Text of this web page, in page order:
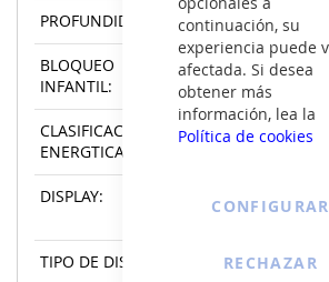
continuación, su
experiencia puede
afectada. Si desea
obtener más
información, lea la
Política de cookies
CONFIGURAR
RECHAZAR
PROFUNDIDAD:
BLOQUEO
INFANTIL:
CLASIFICACIN
ENERGTICA:
DISPLAY:
SIpa
TIPO DE DISPLAY: